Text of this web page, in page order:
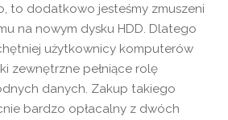
to dodatkowo jesteśmy zmuszeni
na nowym dysku HDD. Dlatego
użytkownicy komputerów
zewnętrzne pełniące rolę
danych. Zakup takiego
bardzo opłacalny z dwóch